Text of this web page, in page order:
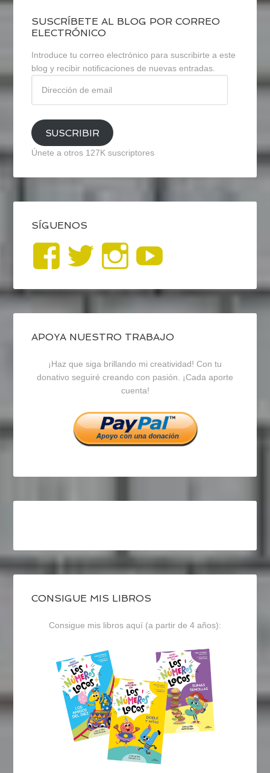
SUSCRÍBETE AL BLOG POR CORREO
ELECTRÓNICO
Introduce tu correo electrónico para suscribirte a este
blog y recibir notificaciones de nuevas entradas.
email
SUSCRIBIR
Únete a otros 127K suscriptores
SÍGUENOS
Ver
perfil
de
blogrecursosep
en
Facebook
Ver
perfil
de
recursosep
en
Twitter
Ver
perfil
de
recursosep
en
Instagram
APOYA NUESTRO TRABAJO
¡Haz que siga brillando mi creatividad! Con tu
donativo seguiré creando con pasión. ¡Cada aporte
cuenta!
CONSIGUE MIS LIBROS
Consigue mis libros aquí (a partir de 4 años):